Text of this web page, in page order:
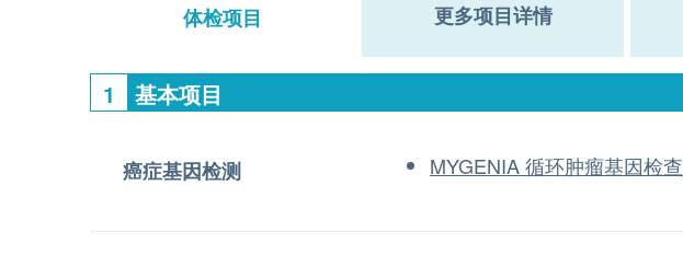
体检项目 更多项目详情
1 基本项目
癌症基因检测 MYGENIA 循环肿瘤基因检查